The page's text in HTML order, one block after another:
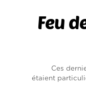
Feu
Ces
étaient